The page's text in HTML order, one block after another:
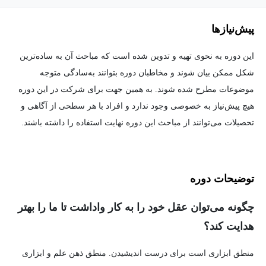
پیش‌نیاز‌ها
این دوره به نحوی تهیه و تدوین شده است که مباحث آن به ساده‌ترین
شکل ممکن بیان شوند و مخاطبان دوره بتوانند به‌سادگی متوجه
موضوعات مطرح شده شوند. به همین جهت برای شرکت در این دوره
هیچ پیش‌نیاز به خصوصی وجود ندارد و افراد با هر سطحی از آگاهی و
تحصیلات می‌توانند از مباحث این دوره نهایت استفاده را داشته باشند.
توضیحات دوره
چگونه می‌توان عقل خود را به کار واداشت تا ما را بهتر
هدایت کند؟
منطق ابزاری است برای درست اندیشیدن. منطق ذهن علم و ابزاری